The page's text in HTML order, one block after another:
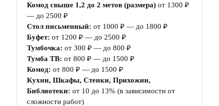
Комод свыше 1,2 до 2 метов (размера) от 1300 ₽
— до 2500 ₽
Стол письменный: от 1000 ₽ — до 1800 ₽
Буфет: от 1200 ₽ — до 2500 ₽
Тумбочка: от 300 ₽ — до 800 ₽
Тумба ТВ: от 800 ₽ — до 1500 ₽
Комод: от 800 ₽ — до 1500 ₽
Кухни, Шкафы, Стенки, Прихожии,
Библиотеки: от 10 до 13% (в зависимости от
сложности работ)